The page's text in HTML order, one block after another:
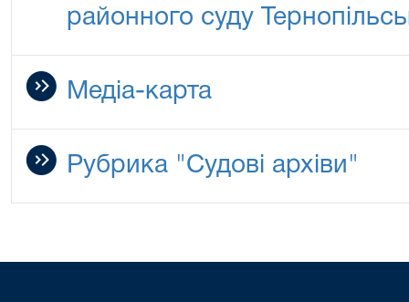
районного суду
Медіа-карта
Рубрика "Судові архіви"